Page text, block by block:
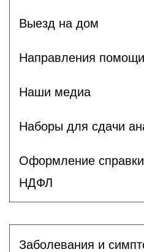
Выезд на дом
Направления помощи
Наши медиа
Наборы для сдачи
Оформление
НДФЛ
Заболевания и